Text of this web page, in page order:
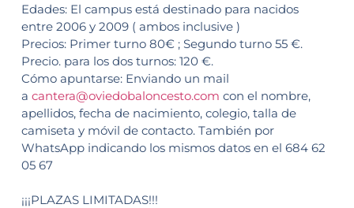
Edades: El campus está destinado para nacidos
entre 2006 y 2009 ( ambos inclusive )
Precios: Primer turno 80€ ; Segundo turno 55 €.
Precio. para los dos turnos: 120 €.
Cómo apuntarse: Enviando un mail
a cantera@oviedobaloncesto.com con el nombre,
apellidos, fecha de nacimiento, colegio, talla de
camiseta y móvil de contacto. También por
WhatsApp indicando los mismos datos en el 684 62
05 67
¡¡¡PLAZAS LIMITADAS!!!